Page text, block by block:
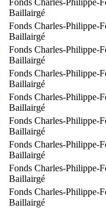
Fonds Charles-Philippe-
Baillairgé
Fonds Charles-Philippe-
Baillairgé
Fonds Charles-Philippe-
Baillairgé
Fonds Charles-Philippe-
Baillairgé
Fonds Charles-Philippe-
Baillairgé
Fonds Charles-Philippe-
Baillairgé
Fonds Charles-Philippe-
Baillairgé
Fonds Charles-Philippe-
Baillairgé
Fonds Charles-Philippe-
Baillairgé